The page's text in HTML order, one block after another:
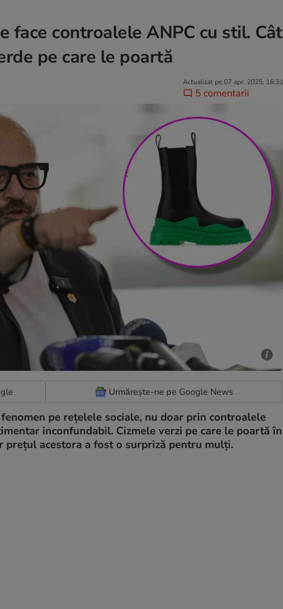
face controalele ANPC cu stil. Cât
pe care le poartă
Actualizat pe 07 apr. 2025, 16:31
5 comentarii
Urmărește-ne pe Google News
pe rețelele sociale, nu doar prin controalele
inconfundabil. Cizmele verzi pe care le poartă în
acestora a fost o surpriză pentru mulți.